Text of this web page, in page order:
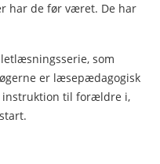
har de før været. De har
som
er læsepædagogisk
instruktion til forældre i,